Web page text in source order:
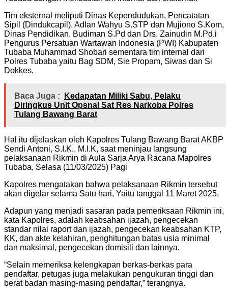
Tim eksternal meliputi Dinas Kependudukan, Pencatatan
Sipil (Dindukcapil), Adlan Wahyu S.STP dan Mujiono S.Kom,
Dinas Pendidikan, Budiman S.Pd dan Drs. Zainudin M.Pd.i
Pengurus Persatuan Wartawan Indonesia (PWI) Kabupaten
Tubaba Muhammad Shobari sementara tim internal dari
Polres Tubaba yaitu Bag SDM, Sie Propam, Siwas dan Si
Dokkes.
Baca Juga :
Kedapatan Miliki Sabu, Pelaku
Diringkus Unit Opsnal Sat Res Narkoba Polres
Tulang Bawang Barat
Hal itu dijelaskan oleh Kapolres Tulang Bawang Barat AKBP
Sendi Antoni, S.I.K., M.I.K, saat meninjau langsung
pelaksanaan Rikmin di Aula Sarja Arya Racana Mapolres
Tubaba, Selasa (11/03/2025) Pagi
Kapolres mengatakan bahwa pelaksanaan Rikmin tersebut
akan digelar selama Satu hari, Yaitu tanggal 11 Maret 2025.
Adapun yang menjadi sasaran pada pemeriksaan Rikmin ini,
kata Kapolres, adalah keabsahan ijazah, pengecekan
standar nilai raport dan ijazah, pengecekan keabsahan KTP,
KK, dan akte kelahiran, penghitungan batas usia minimal
dan maksimal, pengecekan domisili dan lainnya.
“Selain memeriksa kelengkapan berkas-berkas para
pendaftar, petugas juga melakukan pengukuran tinggi dan
berat badan masing-masing pendaftar,” terangnya.